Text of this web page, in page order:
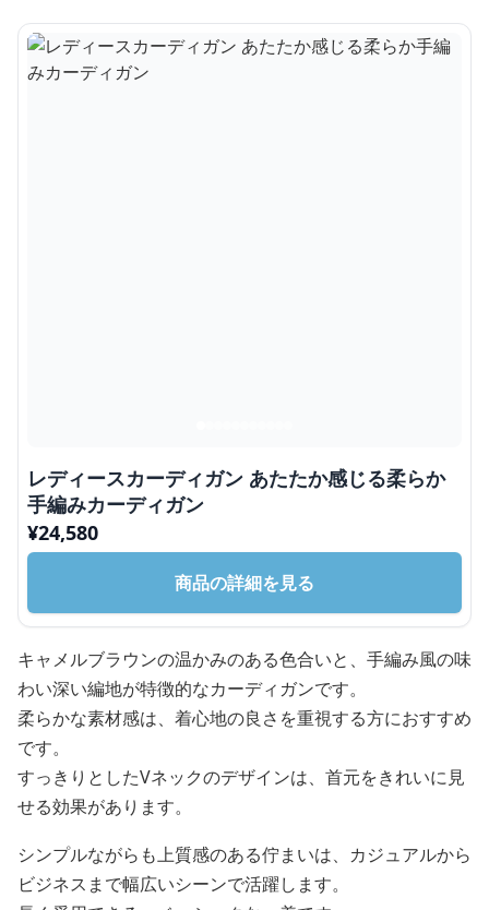
レディースカーディガン あたたか感じる柔らか
手編みカーディガン
¥24,580
商品の詳細を見る
キャメルブラウンの温かみのある色合いと、手編み風の味
わい深い編地が特徴的なカーディガンです。
柔らかな素材感は、着心地の良さを重視する方におすすめ
です。
すっきりとしたVネックのデザインは、首元をきれいに見
せる効果があります。
シンプルながらも上質感のある佇まいは、カジュアルから
ビジネスまで幅広いシーンで活躍します。